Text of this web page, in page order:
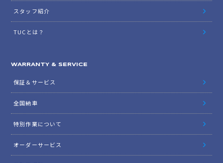
スタッフ紹介
TUCとは？
WARRANTY & SERVICE
保証＆サービス
全国納車
特別作業について
オーダーサービス